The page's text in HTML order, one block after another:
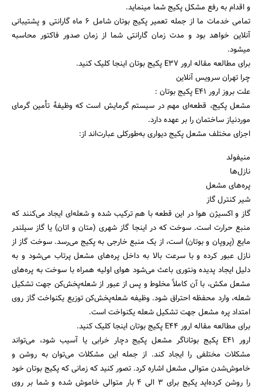
و اقدام به رفع مشکل پکیج شما مینماید.
تمامی خدمات ما از جمله تعمیر پکیج بوتان شامل ۶ ماه گارانتی و پشتیبانی
آنلاین خواهد بود و مدت زمان گارانتی شما از زمان صدور فاکتور محاسبه
میشود.
برای مطالعه مقاله ارور E37 پکیج بوتان اینجا کلیک کنید.
چرا تهران سرویس آنلاین
علت بروز ارور E41 پکیج بوتان :
مشعل پکیج، قطعه‌ای مهم در سیستم گرمایش است که وظیفهٔ تأمین گرمای
موردنیاز ساختمان را بر عهده دارد.
اجزای مختلف مشعل پکیج دیواری به‌طورکلی عبارت‌اند از:
منیفولد
نازل‌ها
پره‌های مشعل
شیر کنترل گاز
گاز و اکسیژن هوا در این قطعه با هم ترکیب شده و شعله‌ای ایجاد می‌کنند که
منبع حرارت است. سوخت که در اینجا گاز شهری (متان و اتان) یا گاز سیلندر
مایع (پروپان و بوتان) است، از یک منبع خارجی به پکیج می‌رسد. سوخت گاز از
نازل عبور کرده و با سرعت بالا به داخل پره‌های مشعل پرتاب می‌شود و به
دلیل ایجاد پدیده ونتوری باعث می‌شود هوای اولیه همراه با سوخت به پره‌های
مشعل مکش، با آن کاملاً مخلوط و پس از عبور از شعله‌پخش‌کن جهت تشکیل
شعله، وارد محفظه احتراق شود. وظیفه شعله‌پخش‌کن توزیع یکنواخت گاز روی
امتداد پره مشعل جهت تشکیل شعله یکنواخت است.
برای مطالعه مقاله ارور E44 پکیج بوتان اینجا کلیک کنید.
ارور E41 پکیج بوتاناگر مشعل پکیج دچار خرابی یا آسیب شود، می‌تواند
مشکلات مختلفی را ایجاد کند. از جمله این مشکلات می‌توان به روشن و
خاموش‌شدن متوالی مشعل اشاره کرد. تصور کنید که زمانی که پکیج بوتان خود
را روشن کرده‌اید پکیج برای 3 الی 4 بار متوالی خاموش شده و شما بر روی